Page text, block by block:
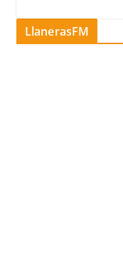
LlanerasFM